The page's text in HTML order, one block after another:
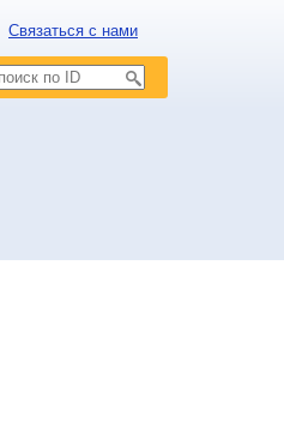
Связаться с нами